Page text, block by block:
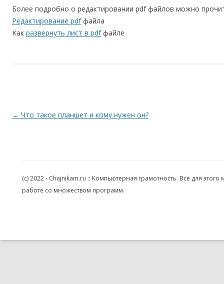
Более подробно о редактировании pdf файлов можно
Редактирование pdfфайла
Как развернуть лист в pdfфайле
Навигация по записям
← Что такое планшет и кому нужен он?
(c) 2022 - Chajnikam.ru :: Компьютерная грамотность. Все для
работе со множеством программ.